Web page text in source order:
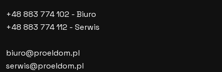
+48 883 774 102 - Biuro
+48 883 774 112 - Serwis
biuro@proeldom.pl
serwis@proeldom.pl